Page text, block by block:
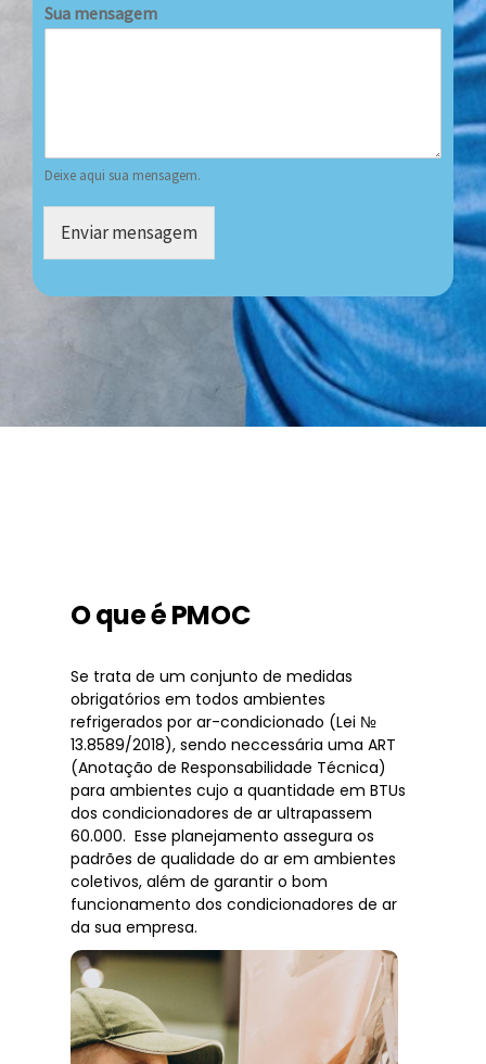
Sua mensagem
Deixe aqui sua mensagem.
Enviar mensagem
O que é PMOC
Se trata de um conjunto de medidas
obrigatórios em todos ambientes
refrigerados por ar-condicionado (Lei №
13.8589/2018), sendo neccessária uma ART
(Anotação de Responsabilidade Técnica)
para ambientes cujo a quantidade em BTUs
dos condicionadores de ar ultrapassem
60.000. Esse planejamento assegura os
padrões de qualidade do ar em ambientes
coletivos, além de garantir o bom
funcionamento dos condicionadores de ar
da sua empresa.